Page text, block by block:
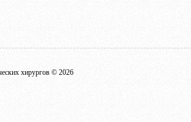
хирургов © 2026